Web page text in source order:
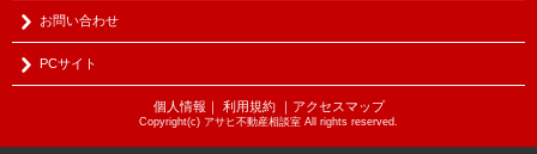
お問い合わせ
PCサイト
個人情報 ｜ 利用規約｜ アクセスマップ
Copyright(c) アサヒ不動産相談室 All rights reserved.